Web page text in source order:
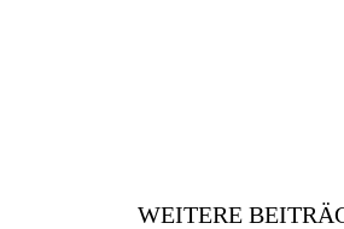
WEITERE